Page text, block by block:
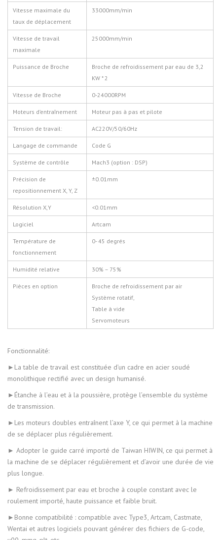
Vitesse maximale du
taux de déplacement
33000mm/min
Vitesse de travail
maximale
25000mm/min
Puissance de Broche
Broche de refroidissement par eau de 3,2
KW * 2
Vitesse de Broche 0-24000RPM
Moteurs d’entraînement Moteur pas à pas et pilote
Tension de travail: AC220V/50/60Hz
Langage de commande Code G
Système de contrôle Mach3 (option : DSP)
Précision de
repositionnement X, Y, Z
±0.01mm
Résolution X,Y <0.01mm
Logiciel Artcam
Température de
fonctionnement
0- 45 degrés
Humidité relative 30% – 75%
Pièces en option
Broche de refroidissement par air
Système rotatif,
Table à vide
Servomoteurs
Fonctionnalité:
►La table de travail est constituée d’un cadre en acier soudé
monolithique rectifié avec un design humanisé.
►Étanche à l’eau et à la poussière, protège l’ensemble du système
de transmission.
►Les moteurs doubles entraînent l’axe Y, ce qui permet à la machine
de se déplacer plus régulièrement.
► Adopter le guide carré importé de Taiwan HIWIN, ce qui permet à
la machine de se déplacer régulièrement et d’avoir une durée de vie
plus longue.
► Refroidissement par eau et broche à couple constant avec le
roulement importé, haute puissance et faible bruit.
►Bonne compatibilité : compatible avec Type3, Artcam, Castmate,
Wentai et autres logiciels pouvant générer des fichiers de G-code,